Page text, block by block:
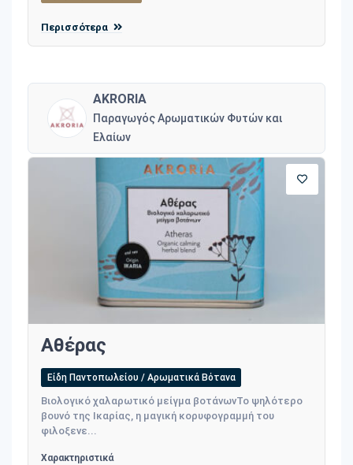
Περισσότερα
AKRORIA
Παραγωγός Αρωματικών Φυτών και
Ελαίων
Αθέρας
Είδη Παντοπωλείου / Αρωματικά Βότανα
Βιολογικό χαλαρωτικό μείγμα βοτάνωνΤο ψηλότερο
βουνό της Ικαρίας, η μαγική κορυφογραμμή του
φιλοξενε...
Χαρακτηριστικά